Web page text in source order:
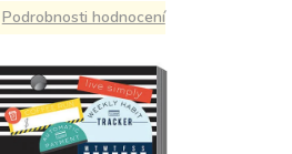
Podrobnosti hodnocení